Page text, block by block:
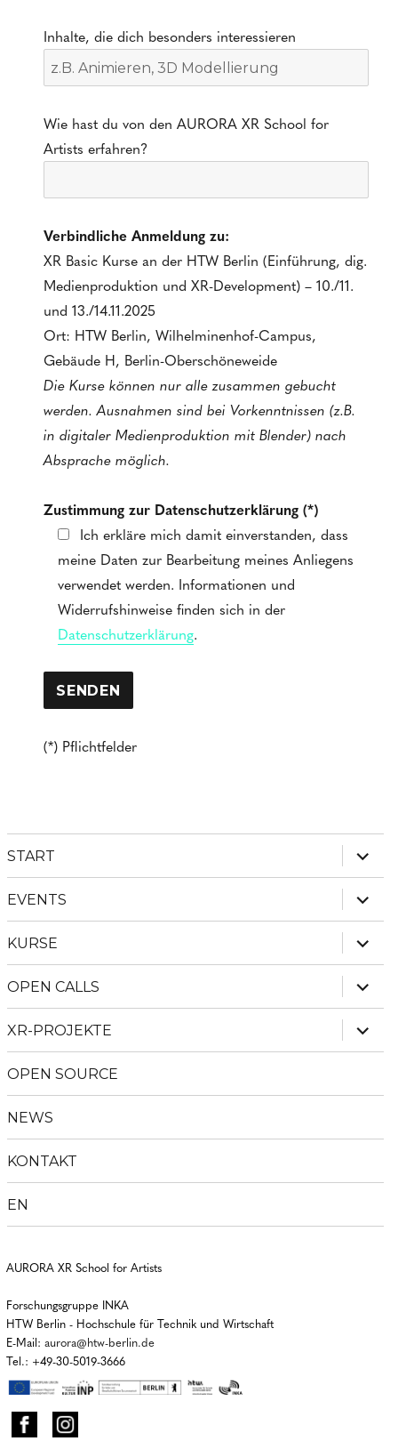
Inhalte, die dich besonders interessieren
Wie hast du von den AURORA XR School for
Artists erfahren?
Verbindliche Anmeldung zu:
XR Basic Kurse an der HTW Berlin (Einführung, dig.
Medienproduktion und XR-Development) – 10./11.
und 13./14.11.2025
Ort: HTW Berlin, Wilhelminenhof-Campus,
Gebäude H, Berlin-Oberschöneweide
Die Kurse können nur alle zusammen gebucht
werden. Ausnahmen sind bei Vorkenntnissen (z.B.
in digitaler Medienproduktion mit Blender) nach
Absprache möglich.
Zustimmung zur Datenschutzerklärung (*)
Ich erkläre mich damit einverstanden, dass
meine Daten zur Bearbeitung meines Anliegens
verwendet werden. Informationen und
Widerrufshinweise finden sich in der
Datenschutzerklärung.
(*) Pflichtfelder
START
EVENTS
KURSE
OPEN CALLS
XR-PROJEKTE
OPEN SOURCE
NEWS
KONTAKT
EN
AURORA XR School for Artists
Forschungsgruppe INKA
HTW Berlin - Hochschule für Technik und Wirtschaft
E-Mail: aurora@htw-berlin.de
Tel.: +49-30-5019-3666